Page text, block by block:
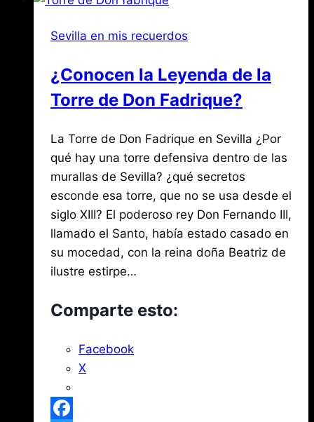
del
XX
en
Sevilla en mis recuerdos
¿Conocen la Leyenda de la
Torre de Don Fadrique?
PorJose
María
de
Mena
noviembre
2,
2020agosto
3,
2026
La Torre de Don Fadrique en Sevilla ¿Por
qué hay una torre defensiva dentro de las
murallas de Sevilla? ¿qué secretos
esconde esa torre, que no se usa desde el
siglo XIII? El poderoso rey Don Fernando III,
llamado el Santo, había estado casado en
su mocedad, con la reina doña Beatriz de
ilustre estirpe…
Comparte esto:
Facebook
X